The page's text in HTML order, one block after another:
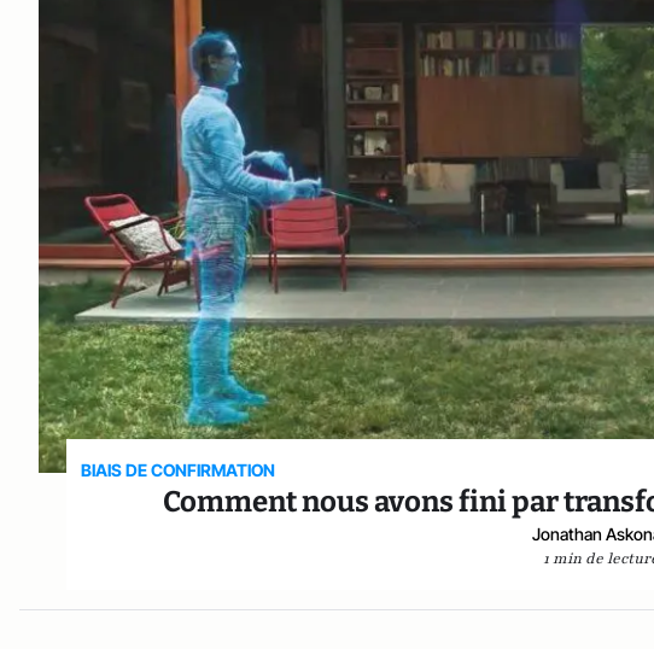
BIAIS DE CONFIRMATION
Comment nous avons fini par
Jonathan
1 min de